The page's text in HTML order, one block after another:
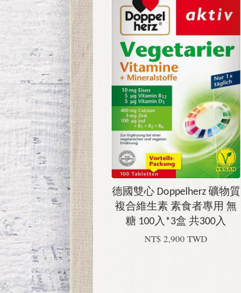
德國雙心 Doppelherz 礦物質
複合維生素 素食者專用 無
糖 100入*3盒 共300入
NT$ 2,900 TWD